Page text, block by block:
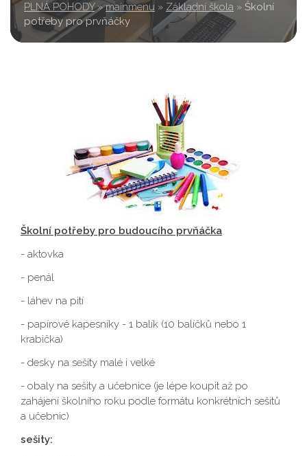
PLNÁ POHODY » mainmenu » Základní škola » Školní
potřeby pro prvňáčky
Školní potřeby pro budoucího prvňáčka
- aktovka
- penál
- láhev na pití
- papírové kapesníky - 1 balík (10 balíčků nebo 1
krabička)
- desky na sešity malé i velké
- obaly na sešity a učebnice (je lépe koupit až po
zahájení školního roku podle formátu konkrétních sešitů
a učebnic)
sešity: